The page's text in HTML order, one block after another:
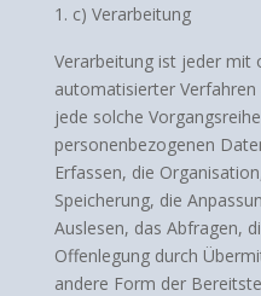
c) Verarbeitung
Verarbeitung ist jeder mit
automatisierter
jede solche
personenbezogenen
Erfassen, die
Speicherung, die
Auslesen, das Abfragen,
Offenlegung durch
andere Form der